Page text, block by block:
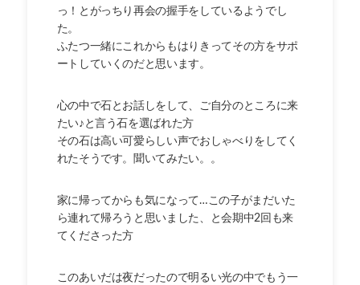
っ！とがっちり再会の握手をしているようでし
た。
ふたつ一緒にこれからもはりきってその方をサポ
ートしていくのだと思います。
心の中で石とお話しをして、ご自分のところに来
たい♪と言う石を選ばれた方
その石は高い可愛らしい声でおしゃべりをしてく
れたそうです。聞いてみたい。。
家に帰ってからも気になって…この子がまだいた
ら連れて帰ろうと思いました、と会期中2回も来
てくださった方
このあいだは夜だったので明るい光の中でもう一